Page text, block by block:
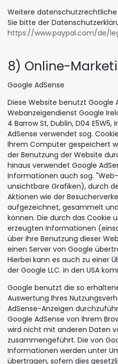
Weitere
Sie bitte der
https://www.paypal.com/de/
8) Online-
Google AdSense
Diese Website benutzt Google
Webanzeigendienst Google
4 Barrow St, Dublin, D04
AdSense verwendet sog.
Ihrem Computer gespeichert
der Benutzung der Website
hinaus verwendet Google
Informationen auch sog.
unsichtbare Grafiken), durch
Aktionen wie der
aufgezeichnet, gesammelt
können. Die durch das Cookie
erzeugten Informationen
über Ihre Benutzung dieser
einen Server von Google
Hierbei kann es auch zu einer
der Google LLC. in den USA
Google benutzt die so
Auswertung Ihres
AdSense-Anzeigen
Google AdSense von Ihrem
wird nicht mit anderen Daten
zusammengeführt. Die von
Informationen werden unter
übertragen, sofern dies